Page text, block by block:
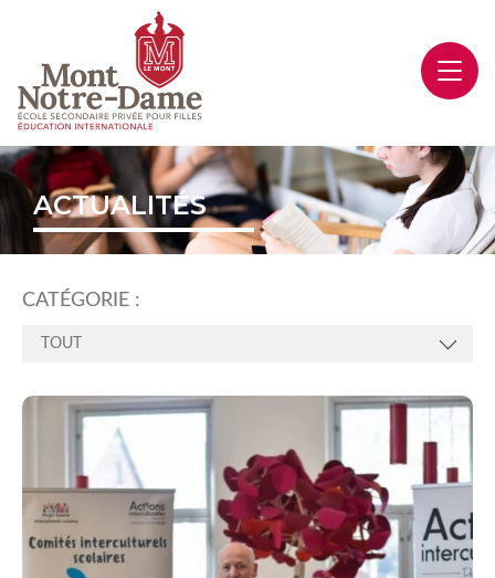
ACTUALITÉS
CATÉGORIE :
TOUT